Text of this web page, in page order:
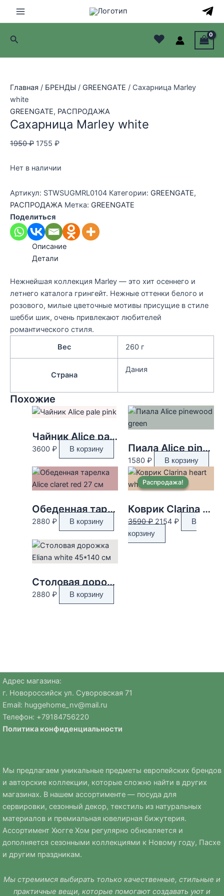
Main
Menu
Поиск ♥
Распродажа!
Главная / БРЕНДЫ / GREENGATE / Сахарница Marley
white
GREENGATE, РАСПРОДАЖА
Сахарница Marley white
1950₽ Первоначальная
составляла
1755 ₽Текущая
1755 ₽.
Нет в наличии
Артикул: STWSUGMRL0104 Категории: GREENGATE,
РАСПРОДАЖА Метка: GREENGATE
Поделиться
Описание
Детали
Нежнейшая коллекция Marley — это хит осеннего и
летнего каталога грингейт. Нежные оттенки белого и
розового, милые цветочные мотивы присущие в стиле
шебби шик, очень привлекают любителей
романтического стиля.
Вес
260 г
Страна
Дания
Похожие
Чайник Alice pale pink
3600 ₽ В корзину Пиала Alice pinewood green
1580 ₽ В корзину
Обеденная тарелка Alice claret red 27 см
2880 ₽ В корзину
Распродажа!
Распродажа!
Коврик Clarina heart white 40*60 см
3590₽ Первоначальная
цена
составляла
2154 ₽Текущая
цена:
В
корзину
Столовая дорожка Eliana white 45*140 см
2880 ₽ В корзину
Адрес магазина:
г. Новороссийск ул. Суворовская 71
Email: huggehome_nv@mail.ru
Телефон: +79184756220
Политика конфиденциальности
Мы предлагаем уникальные предметы европейских брендов
и авторские коллекции, которые сложно найти в других
магазинах. В нашем ассортименте — посуда для
сервировки, сезонный декор, текстиль из натуральных
материалов и премиальная ювелирная бижутерия.
Ассортимент Хюгге Хом регулярно обновляется и
дополняется сезонными коллекциями к Новому году, Пасхе
и другим праздникам.
Мы стремимся выбирать только качественные, стильные и
практичные вещи, которые помогают создавать уют и